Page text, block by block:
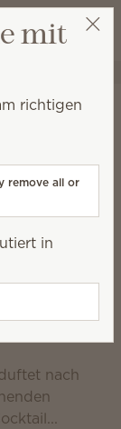
Wunschliste
Warenkorb
Benz
nach
mit
richtigen
remove all or
in